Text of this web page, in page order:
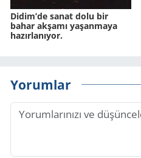
Didim’de sanat dolu bir
bahar ak­şa­mı ya­şan­ma­ya
ha­zır­la­nı­yor.
Yorumlar